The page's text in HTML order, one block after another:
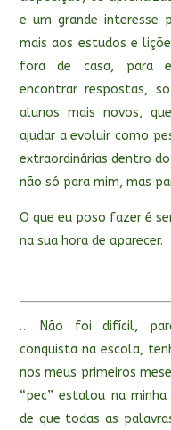
e um grande interesse
mais aos estudos e
fora de casa, para
encontrar respostas,
alunos mais novos,
ajudar a evoluir como
extraordinárias dentro
não só para mim, mas
O que eu poso fazer é
na sua hora de aparecer.
… Não foi difícil,
conquista na escola,
nos meus primeiros
“pec” estalou na
de que todas as